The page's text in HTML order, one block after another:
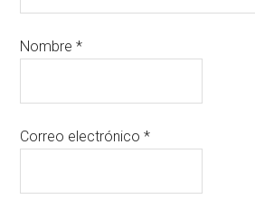
Nombre*
Correo electrónico*